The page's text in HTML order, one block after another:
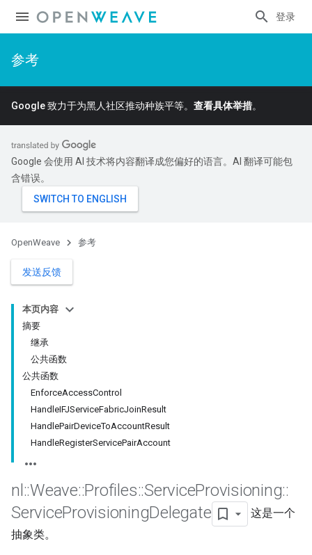
登录
参考
Google 致力于为黑人社区推动种族平等。 查看具体举措。
Google 会使用 AI 技术将内容翻译成您偏好的语言。AI 翻译可能包
含错误。
OpenWeave 参考
发送反馈
本页内容
摘要
继承
公共函数
公共函数
EnforceAccessControl
HandleIFJServiceFabricJoinResult
HandlePairDeviceToAccountResult
HandleRegisterServicePairAccount
nl ::Weave::Profiles::ServiceProvisioning::
ServiceProvisioningDelegate
这是一个
抽象类。